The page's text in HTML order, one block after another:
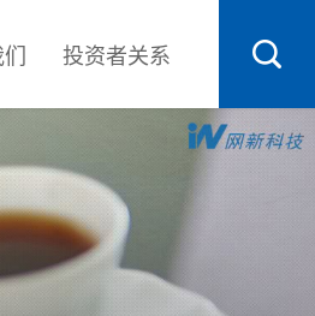
投资者关系